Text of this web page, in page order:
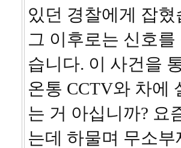
있던 경찰에게 잡
그 이후로는 신호
습니다. 이 사건을
온통 CCTV와 차에
는 거 아십니까? 요
는데 하물며 무소